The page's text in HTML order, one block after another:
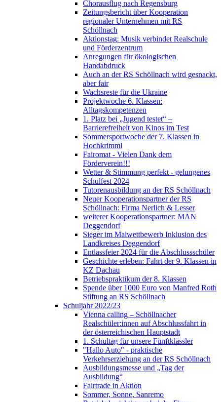
Chorausflug nach Regensburg
Zeitungsbericht über Kooperation
regionaler Unternehmen mit RS
Schöllnach
Aktionstag: Musik verbindet Realschule
und Förderzentrum
Anregungen für ökologischen
Handabdruck
Auch an der RS Schöllnach wird gesnackt,
aber fair
Wachsreste für die Ukraine
Projektwoche 6. Klassen:
Alltagskompetenzen
1. Platz bei „Jugend testet“ –
Barrierefreiheit von Kinos im Test
Sommersportwoche der 7. Klassen in
Hochkrimml
Fairomat - Vielen Dank dem
Förderverein!!!
Wetter & Stimmung perfekt - gelungenes
Schulfest 2024
Tutorenausbildung an der RS Schöllnach
Neuer Kooperationspartner der RS
Schöllnach: Firma Nerlich & Lesser
weiterer Kooperationspartner: MAN
Deggendorf
Sieger im Malwettbewerb Inklusion des
Landkreises Deggendorf
Entlassfeier 2024 für die Abschlussschüler
Geschichte erleben: Fahrt der 9. Klassen in
KZ Dachau
Betriebspraktikum der 8. Klassen
Spende über 1000 Euro von Manfred Roth
Stiftung an RS Schöllnach
Schuljahr 2022/23
Vienna calling – Schöllnacher
Realschüler:innen auf Abschlussfahrt in
der österreichischen Hauptstadt
1. Schultag für unsere Fünftklässler
"Hallo Auto" - praktische
Verkehrserziehung an der RS Schöllnach
Ausbildungsmesse und „Tag der
Ausbildung“
Fairtrade in Aktion
Sommer, Sonne, Sanremo